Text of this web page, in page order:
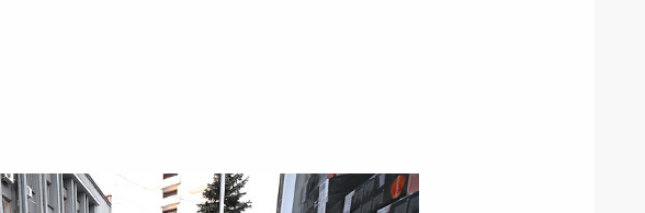
область